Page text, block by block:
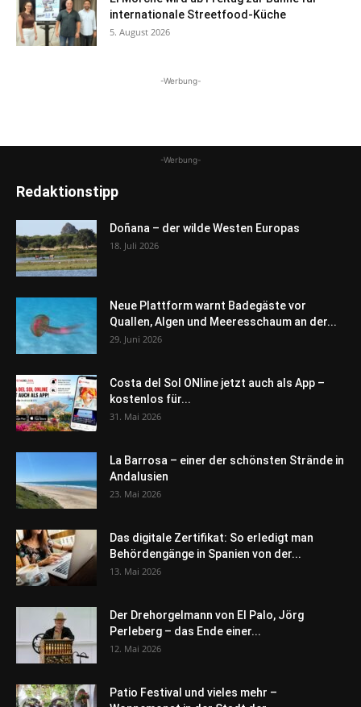
internationale Streetfood-Küche
5. August 2026
-Werbung-
-Werbung-
Redaktionstipp
Doñana – der wilde Westen Europas
18. Juli 2026
Neue Plattform warnt Badegäste vor
Quallen, Algen und Meeresschaum an der...
29. Juni 2026
Costa del Sol ONline jetzt auch als App –
kostenlos für...
31. Mai 2026
La Barrosa – einer der schönsten Strände in
Andalusien
23. Mai 2026
Das digitale Zertifikat: So erledigt man
Behördengänge in Spanien von der...
13. Mai 2026
Der Drehorgelmann von El Palo, Jörg
Perleberg – das Ende einer...
12. Mai 2026
Patio Festival und vieles mehr –